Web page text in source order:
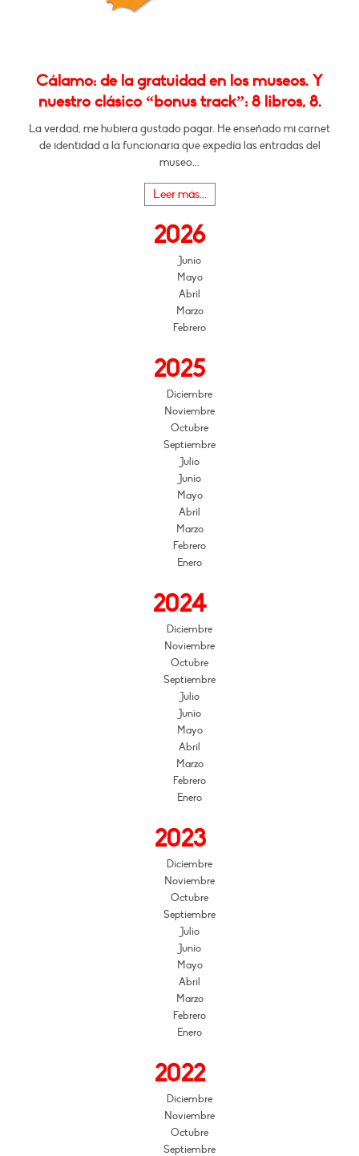
Cálamo: de la gratuidad en los museos. Y
nuestro clásico “bonus track”: 8 libros, 8.
La verdad, me hubiera gustado pagar. He enseñado mi carnet
de identidad a la funcionaria que expedía las entradas del
museo...
Leer más...
2026
Junio
Mayo
Abril
Marzo
Febrero
2025
Diciembre
Noviembre
Octubre
Septiembre
Julio
Junio
Mayo
Abril
Marzo
Febrero
Enero
2024
Diciembre
Noviembre
Octubre
Septiembre
Julio
Junio
Mayo
Abril
Marzo
Febrero
Enero
2023
Diciembre
Noviembre
Octubre
Septiembre
Julio
Junio
Mayo
Abril
Marzo
Febrero
Enero
2022
Diciembre
Noviembre
Octubre
Septiembre